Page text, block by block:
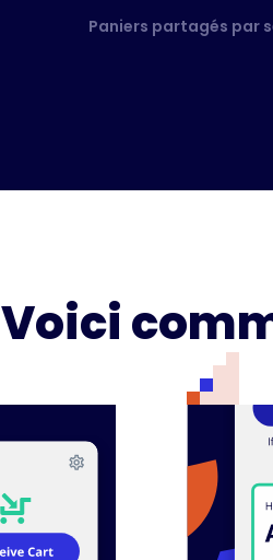
Paniers partagés par
Voici